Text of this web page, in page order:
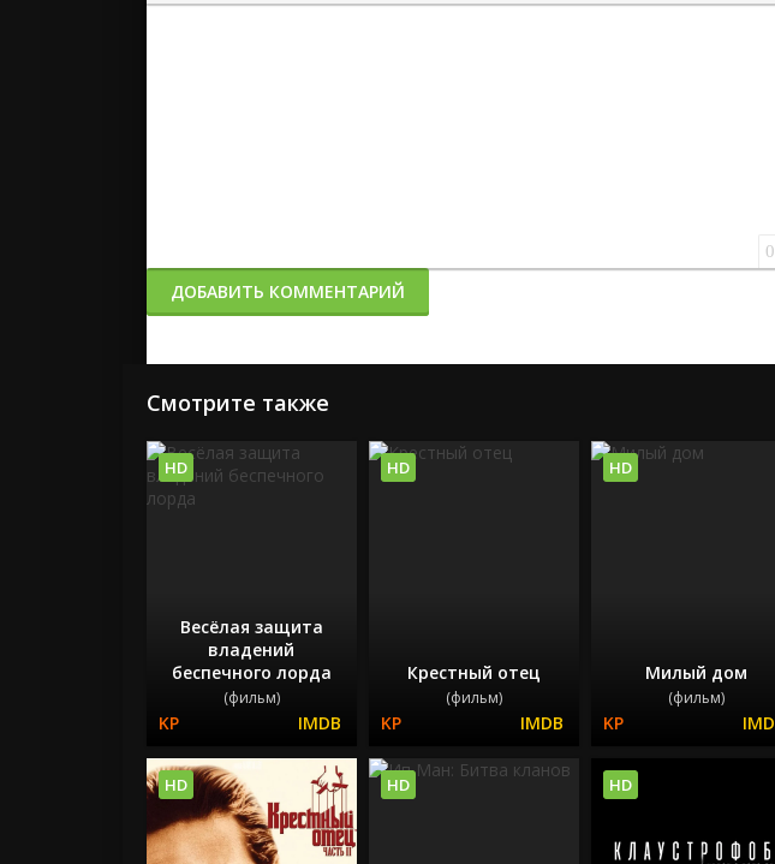
Вставка спойлера
0
ДОБАВИТЬ КОММЕНТАРИЙ
Смотрите также
Весёлая защита
владений
беспечного лорда
(фильм)
HD
Крестный отец
(фильм)
HD
Милый дом
(фильм)
HD
HD HD HD